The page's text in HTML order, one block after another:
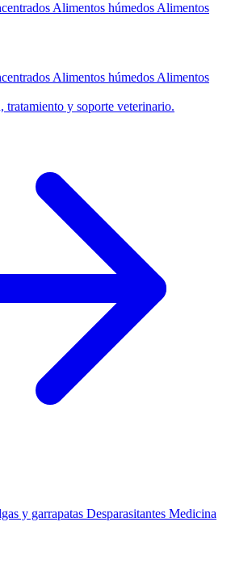
Alimentos húmedos Alimentos
Alimentos húmedos Alimentos
tratamiento y soporte veterinario.
y garrapatas Desparasitantes Medicina